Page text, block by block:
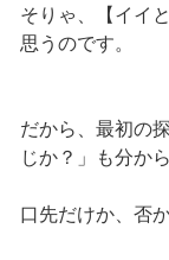
そりゃ、【イイ
思うのです。
だから、最初の
じか？」も分か
口先だけか、否